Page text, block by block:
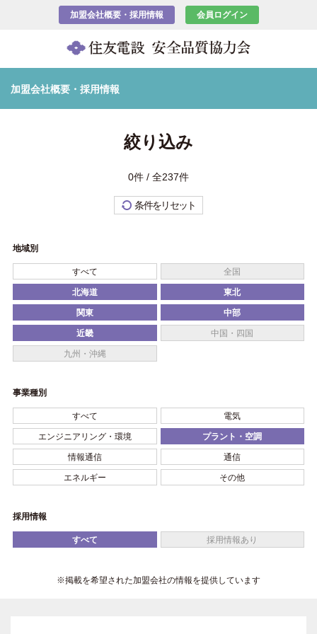
加盟会社概要・採用情報 会員ログイン
加盟会社概要・採用情報
絞り込み
0件 / 全237件
条件をリセット
地域別
すべて 全国
北海道 東北
関東 中部
近畿 中国・四国
九州・沖縄
事業種別
すべて 電気
エンジニアリング・環境 プラント・空調
情報通信 通信
エネルギー その他
採用情報
すべて 採用情報あり
※掲載を希望された加盟会社の情報を提供しています